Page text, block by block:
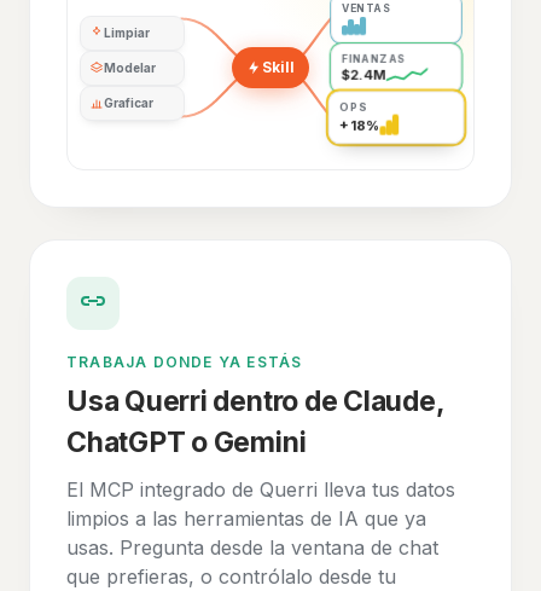
Limpiar
Modelar
Graficar
Skill
VENTAS
FINANZAS
$2.4M
OPS
+18%
TRABAJA DONDE YA ESTÁS
Usa Querri dentro de Claude,
ChatGPT o Gemini
El MCP integrado de Querri lleva tus datos
limpios a las herramientas de IA que ya
usas. Pregunta desde la ventana de chat
que prefieras, o contrólalo desde tu